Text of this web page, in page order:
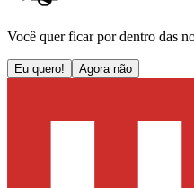
Você quer ficar por dentro das
Eu quero! Agora não